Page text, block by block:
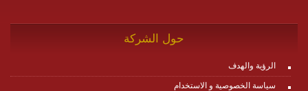
حول الشركة
الرؤية والهدف
سياسة الخصوصية و الاستخدام